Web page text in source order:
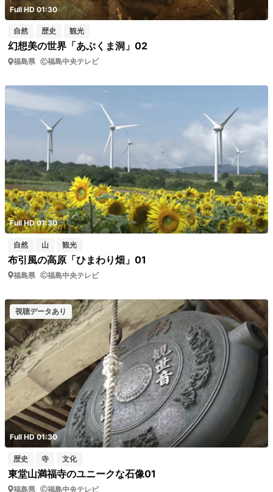
Full HD 01:30
自然 歴史 観光
幻想美の世界「あぶくま洞」02
福島県 福島中央テレビ
Full HD 01:30
自然 山 観光
布引風の高原「ひまわり畑」01
福島県 福島中央テレビ
視聴データあり
Full HD 01:30
歴史 寺 文化
東堂山満福寺のユニークな石像01
福島県 福島中央テレビ